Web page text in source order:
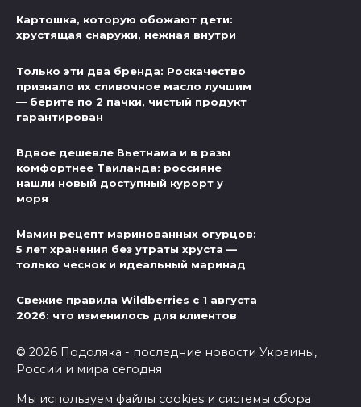
Картошка, которую обожают дети:
хрустящая снаружи, нежная внутри
Только эти два бренда: Роскачество
признало их сливочное масло лучшим
— берите по 2 пачки, чистый продукт
гарантирован
Вдвое дешевле Вьетнама и в разы
комфортнее Таиланда: россияне
нашли новый доступный курорт у
моря
Мамин рецепт маринованных огурцов:
5 лет хранения без утраты хруста —
только чеснок и идеальный маринад
Свежие правила Wildberries с 1 августа
2026: что изменилось для клиентов
© 2026 Подоляка - последние новости Украины,
России и мира сегодня
Мы используем файлы cookies и системы сбора